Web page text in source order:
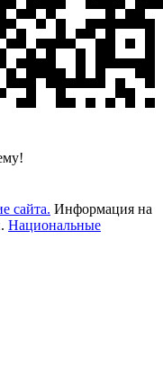
сайта. Информация на
Национальные